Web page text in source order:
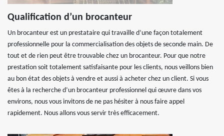
Qualification d’un brocanteur
Un brocanteur est un prestataire qui travaille d’une façon totalement
professionnelle pour la commercialisation des objets de seconde main. De
tout et de rien peut être trouvable chez un brocanteur. Pour que notre
prestation soit totalement satisfaisante pour les clients, nous veillons bien
au bon état des objets à vendre et aussi à acheter chez un client. Si vous
êtes à la recherche d’un brocanteur professionnel qui œuvre dans vos
environs, nous vous invitons de ne pas hésiter à nous faire appel
rapidement. Nous allons vous servir très efficacement.